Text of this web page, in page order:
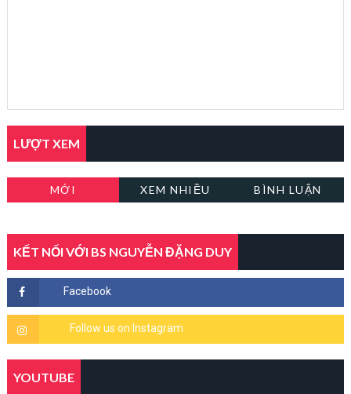
LƯỢT XEM
MỚI XEM NHIỀU BÌNH LUẬN
KẾT NỐI VỚI BS NGUYỄN ĐẶNG DUY
YOUTUBE